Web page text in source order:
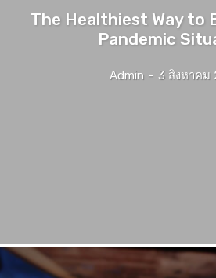
The Healthiest Way to
Pandemic
Admin - 3 สิงหาคม